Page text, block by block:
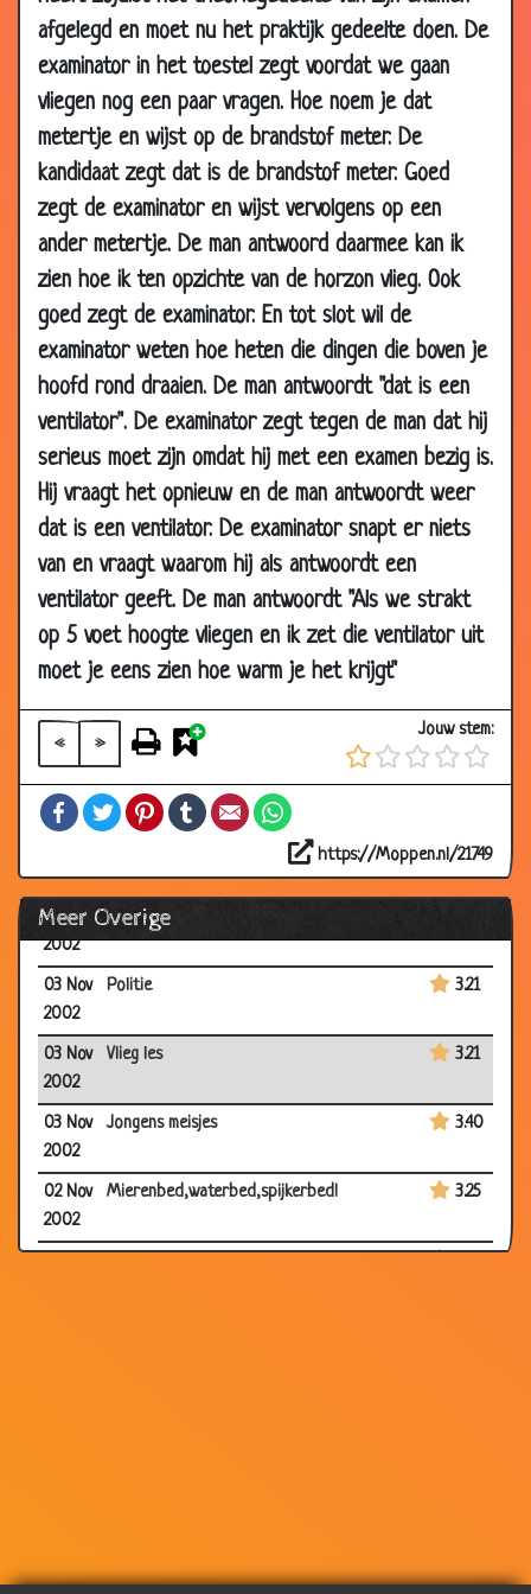
afgelegd en moet nu het praktijk gedeelte doen. De
examinator in het toestel zegt voordat we gaan
vliegen nog een paar vragen. Hoe noem je dat
metertje en wijst op de brandstof meter. De
kandidaat zegt dat is de brandstof meter. Goed
zegt de examinator en wijst vervolgens op een
ander metertje. De man antwoord daarmee kan ik
zien hoe ik ten opzichte van de horzon vlieg. Ook
goed zegt de examinator. En tot slot wil de
examinator weten hoe heten die dingen die boven je
hoofd rond draaien. De man antwoordt "dat is een
ventilator". De examinator zegt tegen de man dat hij
serieus moet zijn omdat hij met een examen bezig is.
Hij vraagt het opnieuw en de man antwoordt weer
dat is een ventilator. De examinator snapt er niets
van en vraagt waarom hij als antwoordt een
ventilator geeft. De man antwoordt "Als we strakt
op 5 voet hoogte vliegen en ik zet die ventilator uit
moet je eens zien hoe warm je het krijgt"
« »
Jouw stem:
FacebookTwitterPinterestTumblrEmail
https://Moppen.nl/21749
Meer Overige
27 Nov
2002
Er was eens de KOMKOMER 2.82
25 Nov
2002
Middeleeuwen
23 Nov
Geef terug!
21 Nov
2002
Wiskundeleraar 2.63
18 Nov
2002
Geiten
2002
3.12
16 Nov
2002
De Vinger 3.26
14 Nov
2002
Leeuw 3.15
10 Nov
2002
Taxichauffeur
07 Nov
2002
Moos en Saar 2.96
07 Nov
2002
Drie vertegen woordigers 3.26
05 Nov
2002
Grenswachters 3.65
2002
3.08
04 Nov
2002
Drie cowboys
03 Nov
2002
Politie 3.21
03 Nov
2002
Vlieg les 3.21
03 Nov
2002
Jongens meisjes 3.40
02 Nov
2002
Mierenbed,waterbed,spijkerbed! 3.25